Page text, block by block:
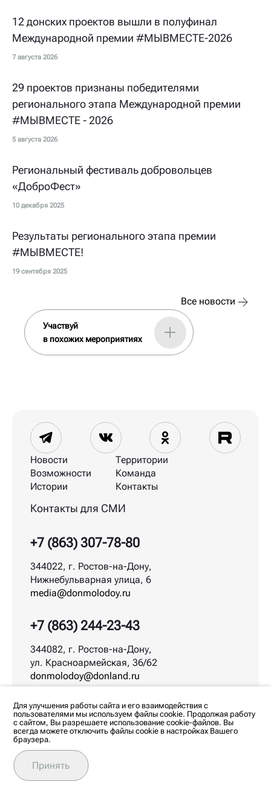
12 донских проектов вышли в полуфинал
Международной премии #МЫВМЕСТЕ-2026
7 августа 2026
29 проектов признаны победителями
регионального этапа Международной премии
#МЫВМЕСТЕ - 2026
5 августа 2026
Региональный фестиваль добровольцев
«ДоброФест»
10 декабря 2025
Результаты регионального этапа премии
#МЫВМЕСТЕ!
19 сентября 2025
Все новости
Участвуй
в похожих мероприятиях
+7 (863) 244-23-43
344082, г. Ростов-на-Дону,
ул. Красноармейская, 36/62
donmolodoy@donland.ru
Контакты для СМИ
+7 (863) 307-78-80
344022, г. Ростов-на-Дону,
Нижнебульварная улица, 6
media@donmolodoy.ru
Новости
Возможности
Истории
Территории
Команда
Контакты
Любое использование материалов допускается
только с согласия редакции. Все права на
изображения и тексты принадлежат их авторам.
Политика обработки персональных данных
Для улучшения работы сайта и его взаимодействия с
пользователями мы используем файлы cookie. Продолжая работу
с сайтом, Вы разрешаете использование cookie-файлов. Вы
всегда можете отключить файлы cookie в настройках Вашего
браузера.
Принять